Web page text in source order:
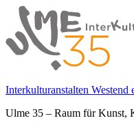
Springe
zum
Inhalt
Interkulturanstalten Westend
Ulme 35 – Raum für Kunst,